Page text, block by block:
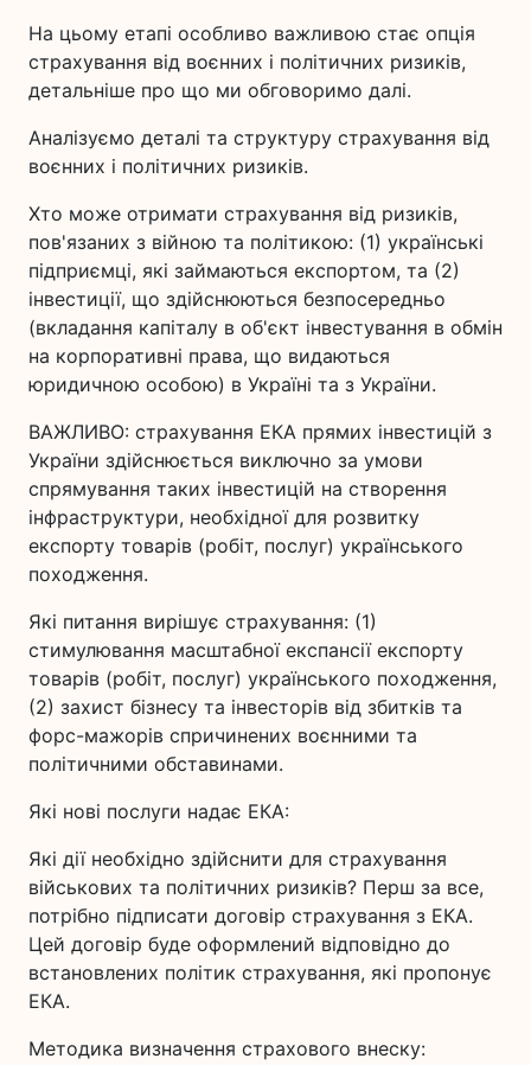
На цьому етапі особливо важливою стає опція
страхування від воєнних і політичних ризиків,
детальніше про що ми обговоримо далі.
Аналізуємо деталі та структуру страхування від
воєнних і політичних ризиків.
Хто може отримати страхування від ризиків,
пов'язаних з війною та політикою: (1) українські
підприємці, які займаються експортом, та (2)
інвестиції, що здійснюються безпосередньо
(вкладання капіталу в об'єкт інвестування в обмін
на корпоративні права, що видаються
юридичною особою) в Україні та з України.
ВАЖЛИВО: страхування ЕКА прямих інвестицій з
України здійснюється виключно за умови
спрямування таких інвестицій на створення
інфраструктури, необхідної для розвитку
експорту товарів (робіт, послуг) українського
походження.
Які питання вирішує страхування: (1)
стимулювання масштабної експансії експорту
товарів (робіт, послуг) українського походження,
(2) захист бізнесу та інвесторів від збитків та
форс-мажорів спричинених воєнними та
політичними обставинами.
Які нові послуги надає ЕКА:
Які дії необхідно здійснити для страхування
військових та політичних ризиків? Перш за все,
потрібно підписати договір страхування з ЕКА.
Цей договір буде оформлений відповідно до
встановлених політик страхування, які пропонує
ЕКА.
Методика визначення страхового внеску: